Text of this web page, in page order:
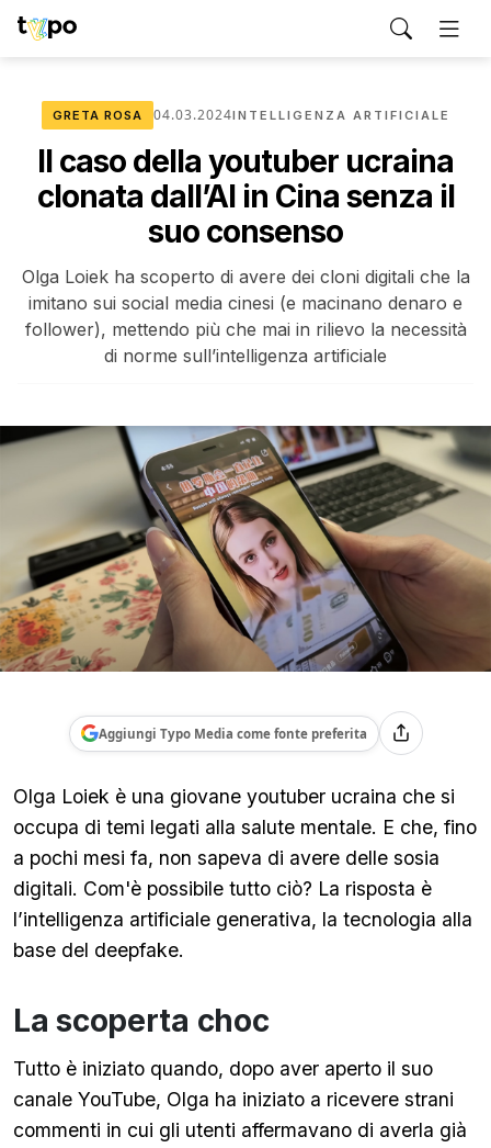
GRETA ROSA 04.03.2024INTELLIGENZA ARTIFICIALE
Il caso della youtuber ucraina
clonata dall’AI in Cina senza il
suo consenso
Olga Loiek ha scoperto di avere dei cloni digitali che la
imitano sui social media cinesi (e macinano denaro e
follower), mettendo più che mai in rilievo la necessità
di norme sull’intelligenza artificiale
Aggiungi Typo Media come fonte preferita
Olga Loiek è una giovane youtuber ucraina che si
occupa di temi legati alla salute mentale. E che, fino
a pochi mesi fa, non sapeva di avere delle sosia
digitali. Com'è possibile tutto ciò? La risposta è
l’intelligenza artificiale generativa, la tecnologia alla
base del deepfake.
La scoperta choc
Tutto è iniziato quando, dopo aver aperto il suo
canale YouTube, Olga ha iniziato a ricevere strani
commenti in cui gli utenti affermavano di averla già